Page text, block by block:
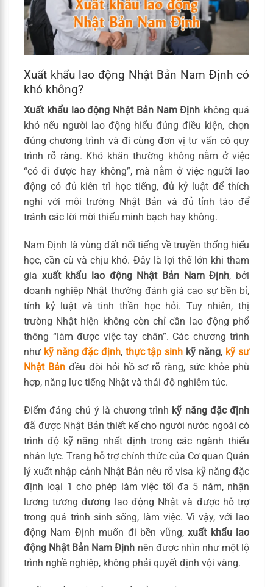
Xuất khẩu lao động Nhật Bản Nam Định có
khó không?
Xuất khẩu lao động Nhật Bản Nam Định không quá
khó nếu người lao động hiểu đúng điều kiện, chọn
đúng chương trình và đi cùng đơn vị tư vấn có quy
trình rõ ràng. Khó khăn thường không nằm ở việc
“có đi được hay không”, mà nằm ở việc người lao
động có đủ kiên trì học tiếng, đủ kỷ luật để thích
nghi với môi trường Nhật Bản và đủ tỉnh táo để
tránh các lời mời thiếu minh bạch hay không.
Nam Định là vùng đất nổi tiếng về truyền thống hiếu
học, cần cù và chịu khó. Đây là lợi thế lớn khi tham
gia xuất khẩu lao động Nhật Bản Nam Định, bởi
doanh nghiệp Nhật thường đánh giá cao sự bền bỉ,
tính kỷ luật và tinh thần học hỏi. Tuy nhiên, thị
trường Nhật hiện không còn chỉ cần lao động phổ
thông “làm được việc tay chân”. Các chương trình
như kỹ năng đặc định, thực tập sinh kỹ năng, kỹ sư
Nhật Bảnđều đòi hỏi hồ sơ rõ ràng, sức khỏe phù
hợp, năng lực tiếng Nhật và thái độ nghiêm túc.
Điểm đáng chú ý là chương trình kỹ năng đặc định
đã được Nhật Bản thiết kế cho người nước ngoài có
trình độ kỹ năng nhất định trong các ngành thiếu
nhân lực. Trang hỗ trợ chính thức của Cơ quan Quản
lý xuất nhập cảnh Nhật Bản nêu rõ visa kỹ năng đặc
định loại 1 cho phép làm việc tối đa 5 năm, nhận
lương tương đương lao động Nhật và được hỗ trợ
trong quá trình sinh sống, làm việc. Vì vậy, với lao
động Nam Định muốn đi bền vững,xuất khẩu lao
động Nhật Bản Nam Định nên được nhìn như một lộ
trình nghề nghiệp, không phải quyết định vội vàng.